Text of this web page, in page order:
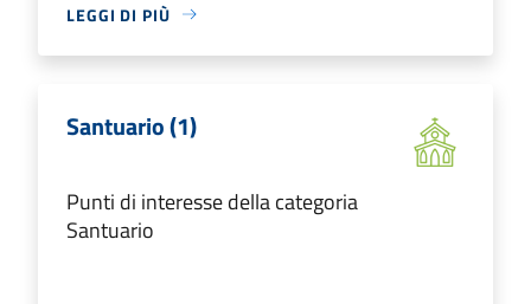
LEGGI DI PIÙ
Santuario (1)
Punti di interesse della categoria
Santuario